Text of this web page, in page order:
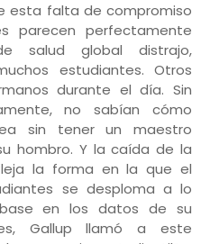
esta falta de compromiso
parecen perfectamente
salud global distrajo,
estudiantes. Otros
durante el día. Sin
no sabían cómo
sin tener un maestro
hombro. Y la caída de la
la forma en la que el
se desploma a lo
en los datos de su
Gallup llamó a este